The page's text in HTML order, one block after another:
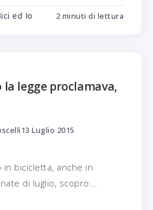
ed Io 2 minuti di lettura
la legge proclamava,
13 Luglio 2015
bicicletta, anche in
di luglio, scopro...